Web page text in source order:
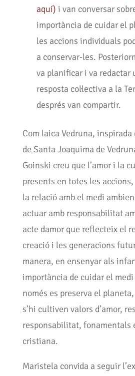
aquí) i van conversar
importància de cuidar el
les accions individuals
a conservar-les.
va planificar i va redactar
resposta col·lectiva a la
després van compartir.
Com laica Vedruna, inspirada
de Santa Joaquima de
Goinski creu que l’amor i la
presents en totes les
la relació amb el medi
actuar amb responsabilitat
acte damor que reflecteix el
creació i les generacions
manera, en ensenyar als
importància de cuidar el
només es preserva el
s’hi cultiven valors d’amor,
responsabilitat, fonamentals
cristiana.
Maristela convida a seguir